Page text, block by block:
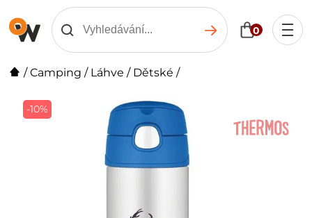
0
/Camping / Láhve / Dětské /
-10%